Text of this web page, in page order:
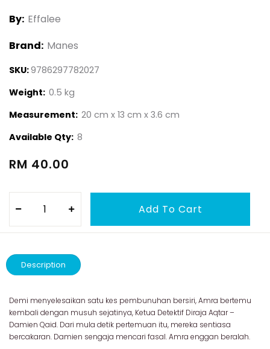
By: Effalee
Brand: Manes
SKU:9786297782027
Weight: 0.5 kg
Measurement: 20 cm x 13 cm x 3.6 cm
Available Qty: 8
RM 40.00
Description
Demi menyelesaikan satu kes pembunuhan bersiri, Amra bertemu
kembali dengan musuh sejatinya, Ketua Detektif Diraja Aqtar –
Damien Qaid. Dari mula detik pertemuan itu, mereka sentiasa
bercakaran. Damien sengaja mencari fasal. Amra enggan beralah.